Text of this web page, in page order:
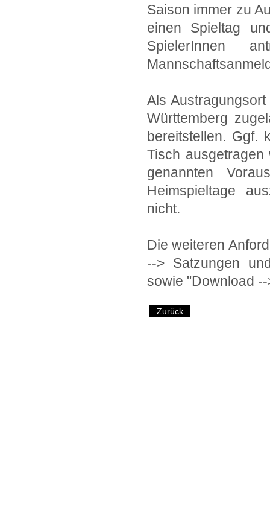
Saison immer zu
einen Spieltag
SpielerInnen
Als
Württemberg
bereitstellen. Ggf.
Tisch
genannten
Heimspieltage
nicht.
Die weiteren
--> Satzungen
sowie "Download
Zurück